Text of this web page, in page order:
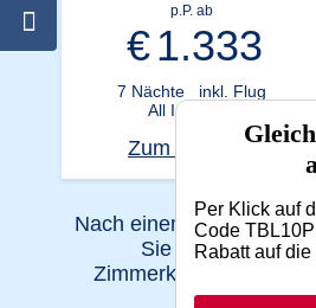
Per Klick auf
Code
Rabatt auf
p.P. ab
€1.333
7 Nächte
inkl. Flug
All Inclusive
Zum Angebot
Nach einem Klick auf
Sie u.a. Ihre
Zimmerkategorie